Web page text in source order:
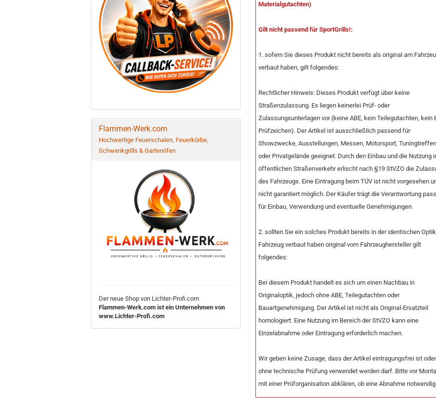
Materialgutachten)
Gilt nicht passend für SportGrills!:
1. sofern Sie dieses Produkt nicht bereits als original am
verbaut haben, gilt folgendes:
Rechtlicher Hinweis: Dieses Produkt verfügt über keine
Straßenzulassung. Es liegen keinerlei Prüf- oder
Zulassungsunterlagen vor (keine ABE, kein Teilegutachten, kein
Prüfzeichen). Der Artikel ist ausschließlich passend für
Showzwecke, Ausstellungen, Messen, Motorsport, Tuningtreffen
oder Privatgelände geeignet. Durch den Einbau und die Nutzung
öffentlichen Straßenverkehr erlischt nach §19 StVZO die
des Fahrzeugs. Eine Eintragung beim TÜV ist nicht vorgesehen
nicht garantiert möglich. Der Käufer trägt die Verantwortung
für Einbau, Verwendung und eventuelle Genehmigungen.
2. sollten Sie ein solches Produkt bereits in der identischen
Fahrzeug verbaut haben original vom Fahrzeughersteller gilt
folgendes:
Bei diesem Produkt handelt es sich um einen Nachbau in
Originaloptik, jedoch ohne ABE, Teilegutachten oder
Bauartgenehmigung. Der Artikel ist nicht als Original-Ersatzteil
homologiert. Eine Nutzung im Bereich der StVZO kann eine
Einzelabnahme oder Eintragung erforderlich machen.
Wir geben keine Zusage, dass der Artikel eintragungsfrei ist oder
ohne technische Prüfung verwendet werden darf. Bitte vor
mit einer Prüforganisation abklären, ob eine Abnahme
Flammen-Werk.com
Hochwertige Feuerschalen, Feuerkörbe,
Schwenkgrills & Gartenöfen
Der neue Shop von Lichter-Profi.com
Flammen-Werk.com ist ein Unternehmen von
www.Lichter-Profi.com